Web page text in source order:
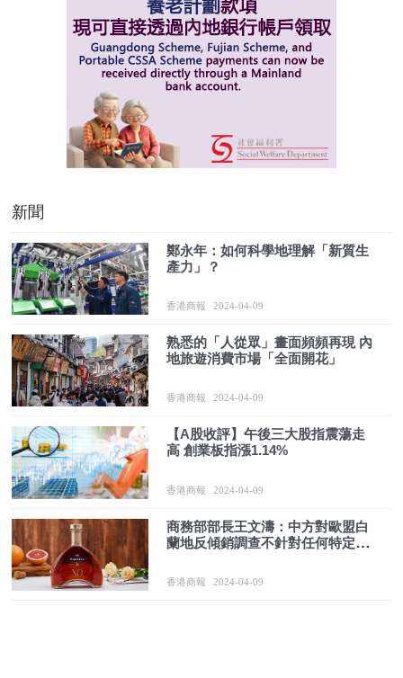
新聞
鄭永年：如何科學地理解「新質生
產力」？
香港商報 2024-04-09
熟悉的「人從眾」畫面頻頻再現 內
地旅遊消費市場「全面開花」
香港商報 2024-04-09
【A股收評】午後三大股指震蕩走
高 創業板指漲1.14%
香港商報 2024-04-09
商務部部長王文濤：中方對歐盟白
蘭地反傾銷調查不針對任何特定歐
香港商報 2024-04-09